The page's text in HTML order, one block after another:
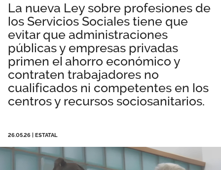
Sala de prensa
Empleo
Documentos
Vídeos
Únete
La nueva Ley sobre profesiones de
los Servicios Sociales tiene que
evitar que administraciones
públicas y empresas privadas
primen el ahorro económico y
contraten trabajadores no
cualificados ni competentes en los
centros y recursos sociosanitarios.
26.05.26 ESTATAL